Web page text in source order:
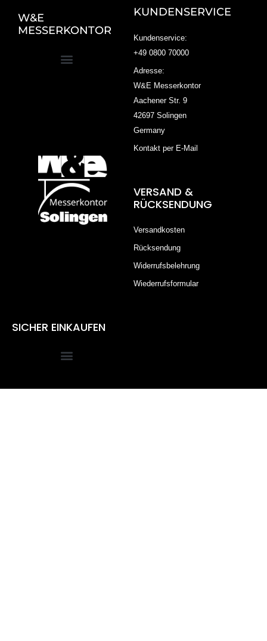
W&E
MESSERKONTOR
KUNDENSERVICE
Kundenservice:
+49 0800 70000
Adresse:
W&E Messerkontor
Aachener Str. 9
42697 Solingen
Germany
Kontakt per E-Mail
VERSAND &
RÜCKSENDUNG
Versandkosten
Rücksendung
Widerrufsbelehrung
Wiederrufsformular
SICHER EINKAUFEN